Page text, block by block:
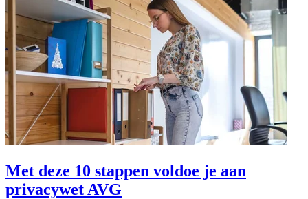
Met deze 10 stappen voldoe je aan
privacywet AVG